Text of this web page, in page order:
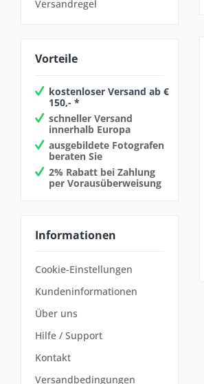
Versandregel
Vorteile
kostenloser Versand ab €
150,- *
schneller Versand
innerhalb Europa
ausgebildete Fotografen
beraten Sie
2% Rabatt bei Zahlung
per Vorausüberweisung
Informationen
Cookie-Einstellungen
Kundeninformationen
Über uns
Hilfe / Support
Kontakt
Versandbedingungen